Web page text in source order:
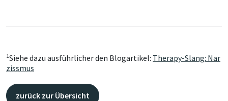
1Siehe dazu ausführlicher den Blogartikel: Therapy-Slang: Nar
zissmus
zurück zur Übersicht